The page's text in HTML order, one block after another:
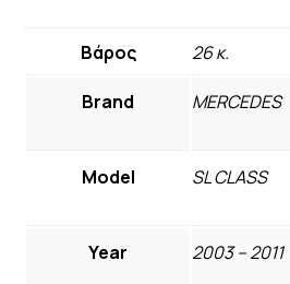
Βάρος 26 κ.
Brand MERCEDES
Model SL CLASS
Year 2003 – 2011